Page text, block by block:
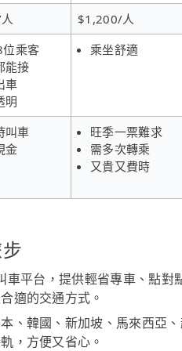
$1,200/人
乘客
能接
車
明
乘坐舒適
叫車
金
旺季一票難求
需多次轉乘
又貴又費時
平台，提供輕省專車、點對
適的交通方式。
、韓國、新加坡、馬來西亞
，方便又省心。